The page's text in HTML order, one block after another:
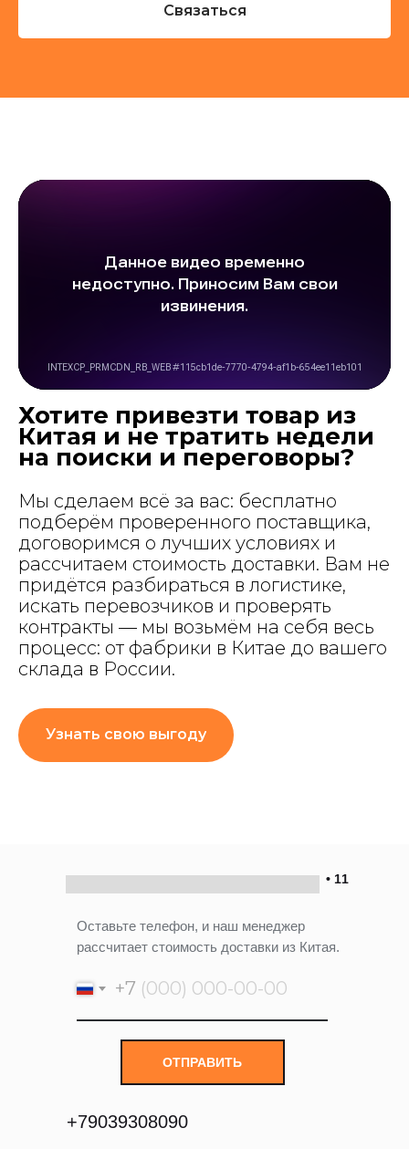
Связаться
Хотите привезти товар из
Китая и не тратить недели
на поиски и переговоры?
Мы сделаем всё за вас: бесплатно
подберём проверенного поставщика,
договоримся о лучших условиях и
рассчитаем стоимость доставки. Вам не
придётся разбираться в логистике,
искать перевозчиков и проверять
контракты — мы возьмём на себя весь
процесс: от фабрики в Китае до вашего
склада в России.
Узнать свою выгоду
• 11
+7
ОТПРАВИТЬ
Оставьте телефон, и наш менеджер
рассчитает стоимость доставки из Китая.
+79039308090